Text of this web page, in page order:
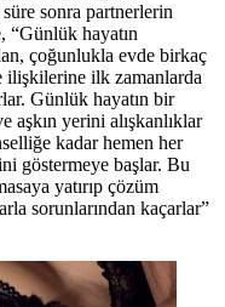
sonra partnerlerin
“Günlük hayatın
çoğunlukla evde birkaç
ilişkilerine ilk zamanlarda
Günlük hayatın bir
aşkın yerini alışkanlıklar
kadar hemen her
göstermeye başlar. Bu
yatırıp çözüm
sorunlarından kaçarlar”